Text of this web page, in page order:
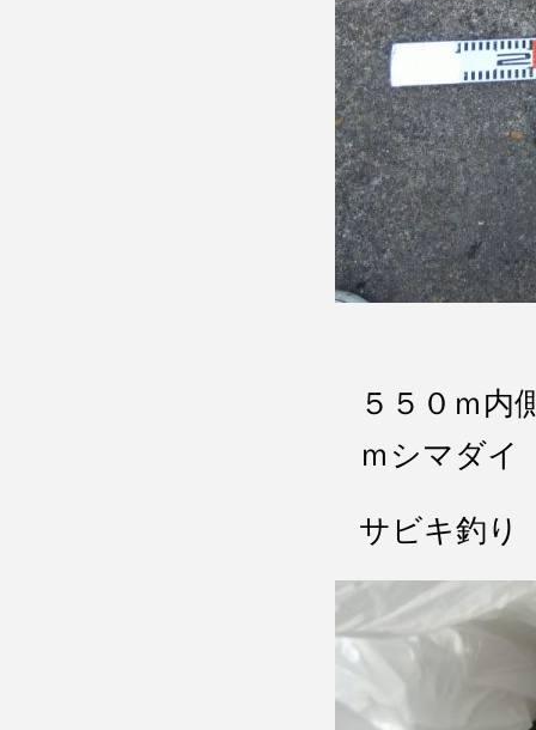
５５０ｍ
ｍシマダ
サビキ釣り